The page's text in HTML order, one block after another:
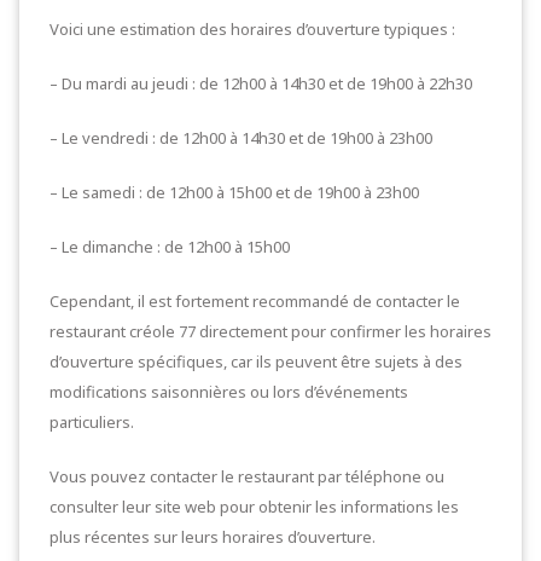
Voici une estimation des horaires d’ouverture typiques :
– Du mardi au jeudi : de 12h00 à 14h30 et de 19h00 à 22h30
– Le vendredi : de 12h00 à 14h30 et de 19h00 à 23h00
– Le samedi : de 12h00 à 15h00 et de 19h00 à 23h00
– Le dimanche : de 12h00 à 15h00
Cependant, il est fortement recommandé de contacter le
restaurant créole 77 directement pour confirmer les horaires
d’ouverture spécifiques, car ils peuvent être sujets à des
modifications saisonnières ou lors d’événements
particuliers.
Vous pouvez contacter le restaurant par téléphone ou
consulter leur site web pour obtenir les informations les
plus récentes sur leurs horaires d’ouverture.